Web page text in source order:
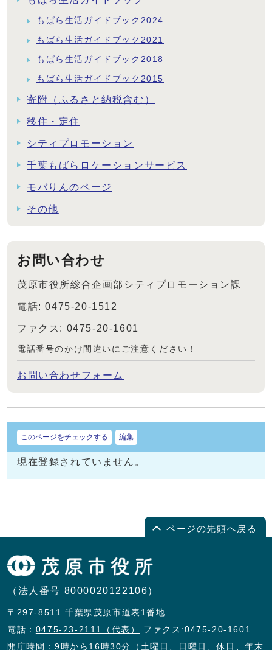
もばら生活ガイドブック2024
もばら生活ガイドブック2021
もばら生活ガイドブック2018
もばら生活ガイドブック2015
寄附（ふるさと納税含む）
移住・定住
シティプロモーション
千葉もばらロケーションサービス
モバりんのページ
その他
お問い合わせ
茂原市役所総合企画部シティプロモーション課
電話: 0475-20-1512
ファクス: 0475-20-1601
電話番号のかけ間違いにご注意ください！
お問い合わせフォーム
このページをチェックする 編集
現在登録されていません。
ページの先頭へ戻る
（法人番号 8000020122106）
〒297-8511 千葉県茂原市道表1番地
電話： 0475-23-2111（代表）
ファクス:0475-20-1601
開庁時間：9時から16時30分（土曜日、日曜日、休日、年末